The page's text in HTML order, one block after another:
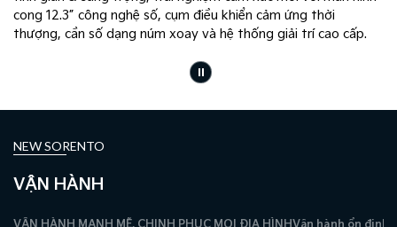
cong 12.3” công nghệ số, cụm điều khiển cảm ứng thời
thượng, cần số dạng núm xoay và hệ thống giải trí cao cấp.
NEW SORENTO
VẬN HÀNH